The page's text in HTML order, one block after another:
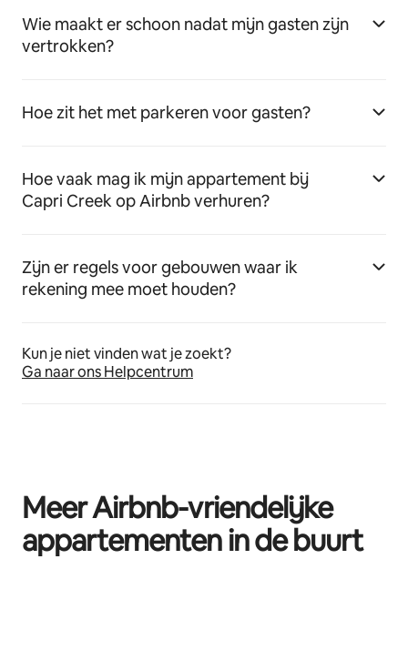
Wie maakt er schoon nadat mijn gasten zijn
vertrokken?
Hoe zit het met parkeren voor gasten?
Hoe vaak mag ik mijn appartement bij
Capri Creek op Airbnb verhuren?
Zijn er regels voor gebouwen waar ik
rekening mee moet houden?
Kun je niet vinden wat je zoekt?
Ga naar ons Helpcentrum
Meer Airbnb-vriendelijke
appartementen in de buurt